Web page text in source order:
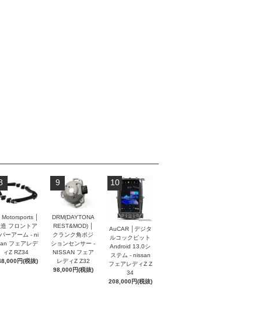
Motorsports │
フロントア
ーアーム - ni
フェアレデ
ィZ RZ34
円(税抜)
9
DRM(DAYTONA
REST&MOD) │
クランク角ポジ
ションセンサー -
NISSAN フェア
レディZ Z32
98,000円(税抜)
10
AuCAR │デジタ
ルコックピット
Android 13.0シ
ステム - nissan
フェアレディZ Z
34
208,000円(税抜)